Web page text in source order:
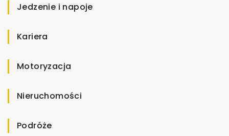
Jedzenie i napoje
Kariera
Motoryzacja
Nieruchomości
Podróże